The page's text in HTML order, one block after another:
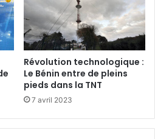
Révolution technologique :
Le Bénin entre de pleins
pieds dans la TNT
7 avril 2023